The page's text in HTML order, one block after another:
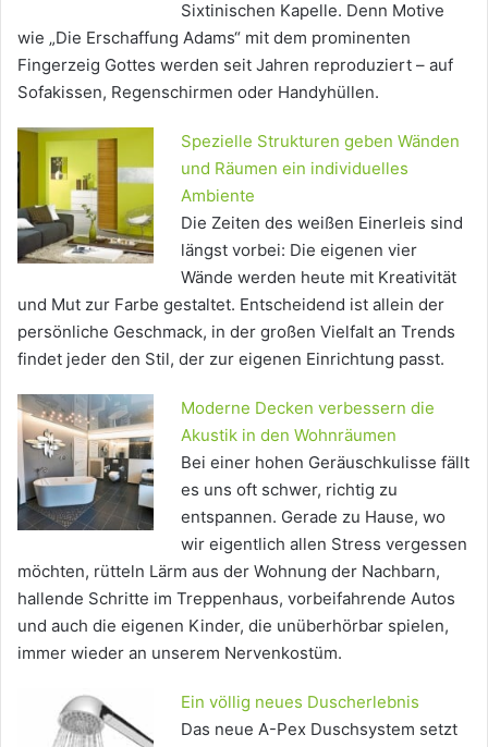
Sixtinischen Kapelle. Denn Motive
wie „Die Erschaffung Adams“ mit dem prominenten
Fingerzeig Gottes werden seit Jahren reproduziert – auf
Sofakissen, Regenschirmen oder Handyhüllen.
Spezielle Strukturen geben Wänden
und Räumen ein individuelles
Ambiente
Die Zeiten des weißen Einerleis sind
längst vorbei: Die eigenen vier
Wände werden heute mit Kreativität
und Mut zur Farbe gestaltet. Entscheidend ist allein der
persönliche Geschmack, in der großen Vielfalt an Trends
findet jeder den Stil, der zur eigenen Einrichtung passt.
Moderne Decken verbessern die
Akustik in den Wohnräumen
Bei einer hohen Geräuschkulisse fällt
es uns oft schwer, richtig zu
entspannen. Gerade zu Hause, wo
wir eigentlich allen Stress vergessen
möchten, rütteln Lärm aus der Wohnung der Nachbarn,
hallende Schritte im Treppenhaus, vorbeifahrende Autos
und auch die eigenen Kinder, die unüberhörbar spielen,
immer wieder an unserem Nervenkostüm.
Ein völlig neues Duscherlebnis
Das neue A-Pex Duschsystem setzt